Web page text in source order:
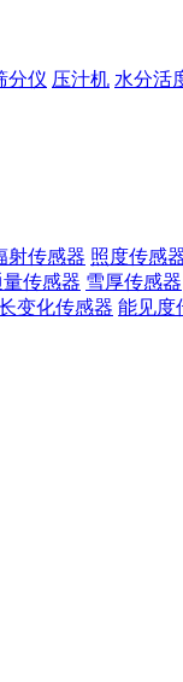
分仪 压汁机 水分活
射传感器 照度传感
传感器 雪厚传感器
变化传感器 能见度